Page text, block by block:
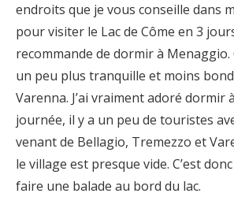
endroits que je vous conseille dans
pour visiter le Lac de Côme en 3
recommande de dormir à Menaggio.
un peu plus tranquille et moins
Varenna. J’ai vraiment adoré dormir
journée, il y a un peu de touristes
venant de Bellagio, Tremezzo et
le village est presque vide. C’est
faire une balade au bord du lac.